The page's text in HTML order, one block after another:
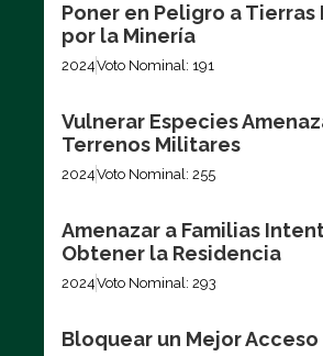
Poner en Peligro a Tierras
por la Minería
2024Voto Nominal: 191
Vulnerar Especies
Terrenos Militares
2024Voto Nominal: 255
Amenazar a Familias
Obtener la Residencia
2024Voto Nominal: 293
Bloquear un Mejor Acceso